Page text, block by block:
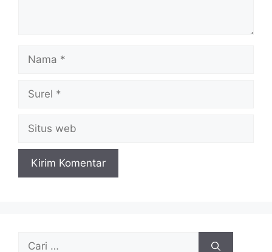
Nama
Surel
Situs
web
Cari